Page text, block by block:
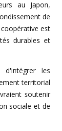
au Japon,
de
est
durables et
les
territorial
soutenir
sociale et de